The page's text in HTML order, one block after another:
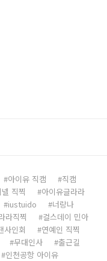
아이유 직캠
직캠
직찍
아이유글라라
iustuido
너랑나
라직찍
걸스데이 민아
사인회
연예인 직찍
무대인사
출근길
인천공항 아이유